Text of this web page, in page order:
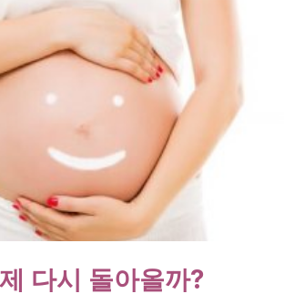
다시 돌아올까?